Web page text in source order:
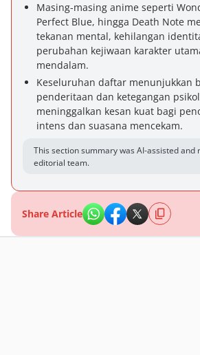
Masing-masing anime seperti
Perfect Blue, hingga Death Note
tekanan mental, kehilangan
perubahan kejiwaan karakter
mendalam.
Keseluruhan daftar menunjukkan
penderitaan dan ketegangan
meninggalkan kesan kuat bagi
intens dan suasana mencekam.
This section summary was AI-assisted and
editorial team.
Share Article